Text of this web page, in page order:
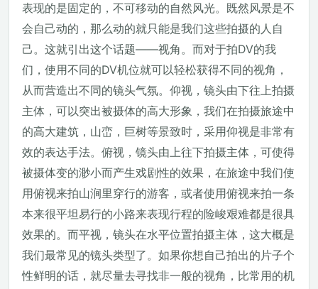
表现的是固定的，不可移动的自然风光。既然风景是不
会自己动的，那么动的就只能是我们这些拍摄的人自
己。这就引出这个话题——视角。而对于拍DV的我
们，使用不同的DV机位就可以轻松获得不同的视角，
从而营造出不同的镜头气氛。仰视，镜头由下往上拍摄
主体，可以突出被摄体的高大形象，我们在拍摄旅途中
的高大建筑，山峦，巨树等景致时，采用仰视是非常有
效的表达手法。俯视，镜头由上往下拍摄主体，可使得
被摄体变的渺小而产生戏剧性的效果，在旅途中我们使
用俯视来拍山涧里穿行的游客，或者使用俯视来拍一条
本来很平坦易行的小路来表现行程的险峻艰难都是很具
效果的。而平视，镜头在水平位置拍摄主体，这大概是
我们最常见的镜头类型了。如果你想自己拍出的片子个
性鲜明的话，就尽量去寻找非一般的视角，比常用的机